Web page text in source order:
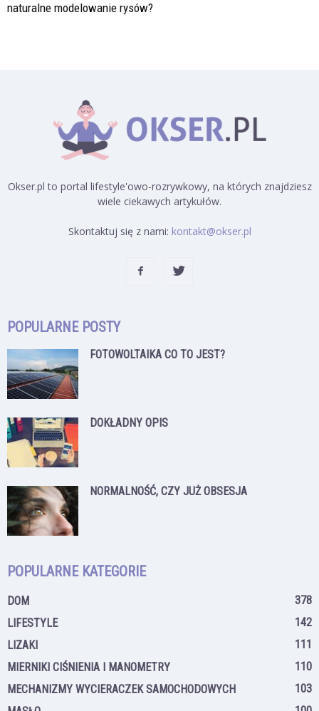
naturalne modelowanie rysów?
Okser.pl to portal lifestyle'owo-rozrywkowy, na których znajdziesz
wiele ciekawych artykułów.
Skontaktuj się z nami: kontakt@okser.pl
POPULARNE POSTY
FOTOWOLTAIKA CO TO JEST?
DOKŁADNY OPIS
NORMALNOŚĆ, CZY JUŻ OBSESJA
POPULARNE KATEGORIE
DOM
378
LIFESTYLE
142
LIZAKI
111
MIERNIKI CIŚNIENIA I MANOMETRY
110
MECHANIZMY WYCIERACZEK SAMOCHODOWYCH
103